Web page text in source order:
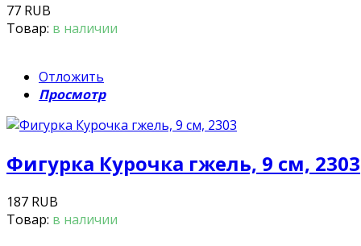
77 RUB
Товар: в наличии
Отложить
Просмотр
Фигурка Курочка гжель, 9 см, 2303
187 RUB
Товар: в наличии